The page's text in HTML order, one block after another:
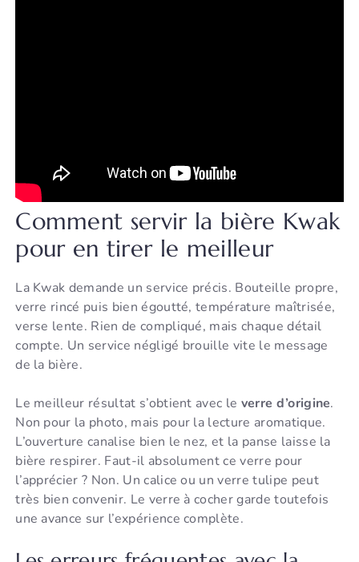
Comment servir la bière Kwak
pour en tirer le meilleur
La Kwak demande un service précis. Bouteille propre,
verre rincé puis bien égoutté, température maîtrisée,
verse lente. Rien de compliqué, mais chaque détail
compte. Un service négligé brouille vite le message
de la bière.
Le meilleur résultat s’obtient avec le verre d’origine.
Non pour la photo, mais pour la lecture aromatique.
L’ouverture canalise bien le nez, et la panse laisse la
bière respirer. Faut-il absolument ce verre pour
l’apprécier ? Non. Un calice ou un verre tulipe peut
très bien convenir. Le verre à cocher garde toutefois
une avance sur l’expérience complète.